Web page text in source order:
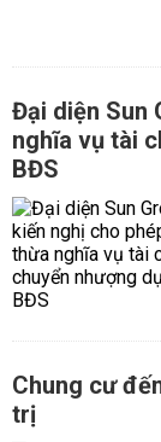
Đại diện Sun
nghĩa vụ tài
BĐS
Chung cư
trị